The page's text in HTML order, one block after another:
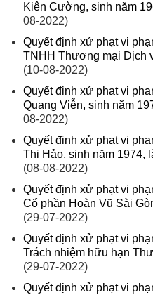
Kiên Cường, sinh năm
08-2022)
Quyết định xử phạt vi
TNHH Thương mại Dịch
(10-08-2022)
Quyết định xử phạt vi
Quang Viễn, sinh năm
08-2022)
Quyết định xử phạt vi
Thị Hảo, sinh năm 1974,
(08-08-2022)
Quyết định xử phạt vi
Cổ phần Hoàn Vũ Sài
(29-07-2022)
Quyết định xử phạt vi
Trách nhiệm hữu hạn
(29-07-2022)
Quyết định xử phạt vi